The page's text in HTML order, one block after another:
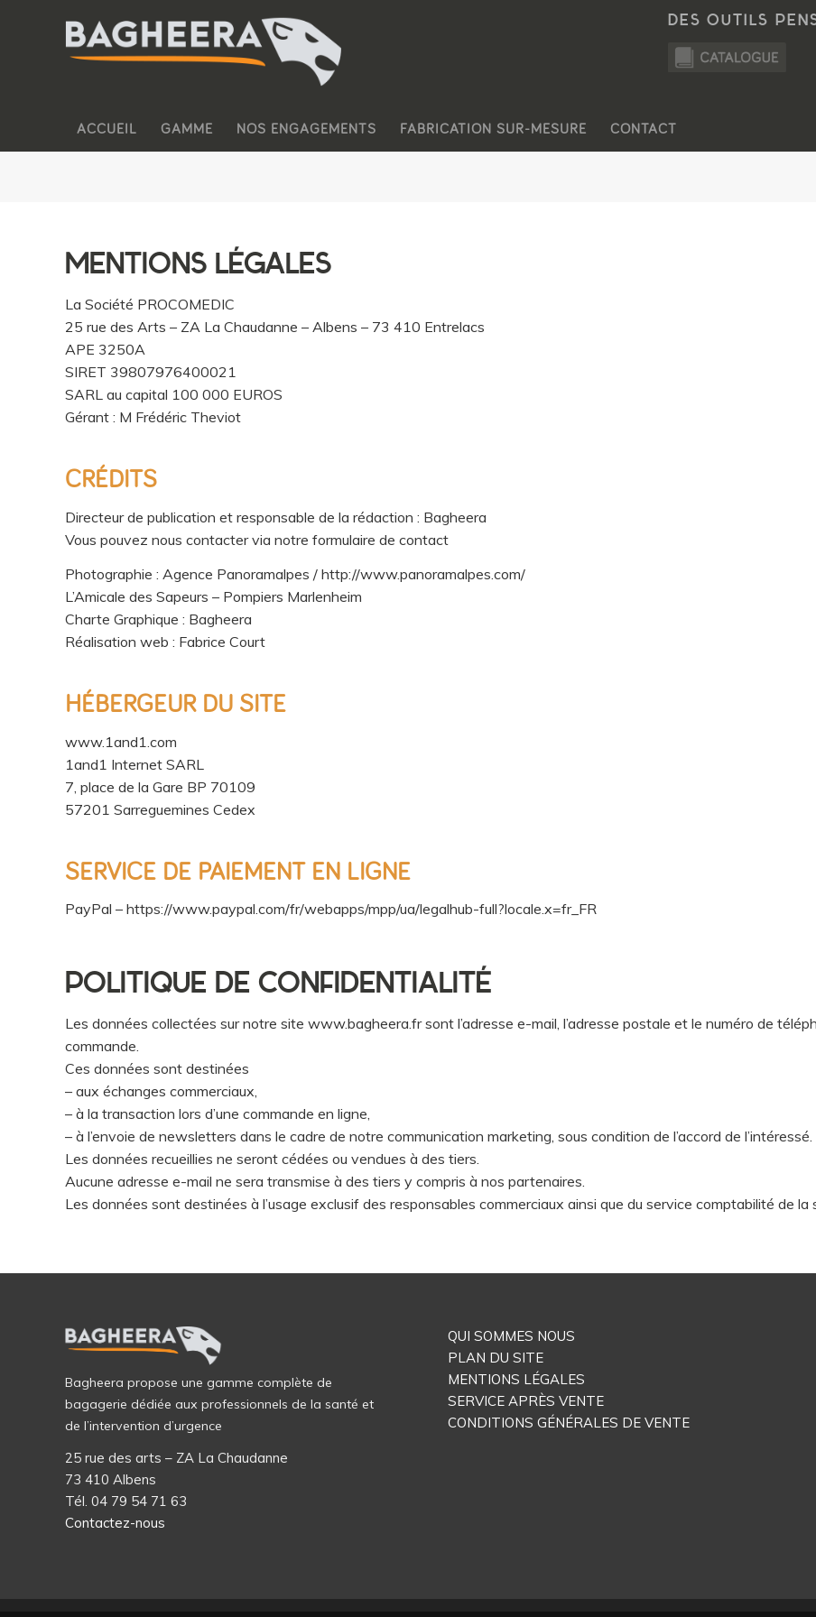
DES OUTILS
ACCUEIL GAMME NOS ENGAGEMENTS FABRICATION SUR-MESURE CONTACT
MENTIONS LÉGALES
La Société PROCOMEDIC
25 rue des Arts – ZA La Chaudanne – Albens – 73 410 Entrelacs
APE 3250A
SIRET 39807976400021
SARL au capital 100 000 EUROS
Gérant : M Frédéric Theviot
CRÉDITS
Directeur de publication et responsable de la rédaction : Bagheera
Vous pouvez nous contacter via notre formulaire de contact
Photographie : Agence Panoramalpes / http://www.panoramalpes.com/
L’Amicale des Sapeurs – Pompiers Marlenheim
Charte Graphique : Bagheera
Réalisation web : Fabrice Court
HÉBERGEUR DU SITE
www.1and1.com
1and1 Internet SARL
7, place de la Gare BP 70109
57201 Sarreguemines Cedex
SERVICE DE PAIEMENT EN LIGNE
PayPal – https://www.paypal.com/fr/webapps/mpp/ua/legalhub-full?locale.x=fr_FR
POLITIQUE DE CONFIDENTIALITÉ
Les données collectées sur notre site www.bagheera.fr sont l’adresse e-mail, l’adresse postale et le numéro de
commande.
Ces données sont destinées
– aux échanges commerciaux,
– à la transaction lors d’une commande en ligne,
– à l’envoie de newsletters dans le cadre de notre communication marketing, sous condition de l’accord de l’intéressé.
Les données recueillies ne seront cédées ou vendues à des tiers.
Aucune adresse e-mail ne sera transmise à des tiers y compris à nos partenaires.
Les données sont destinées à l’usage exclusif des responsables commerciaux ainsi que du service comptabilité de la
Bagheera propose une gamme complète de
bagagerie dédiée aux professionnels de la santé et
de l’intervention d’urgence
25 rue des arts – ZA La Chaudanne
73 410 Albens
Tél. 04 79 54 71 63
Contactez-nous
QUI SOMMES NOUS
PLAN DU SITE
MENTIONS LÉGALES
SERVICE APRÈS VENTE
CONDITIONS GÉNÉRALES DE VENTE